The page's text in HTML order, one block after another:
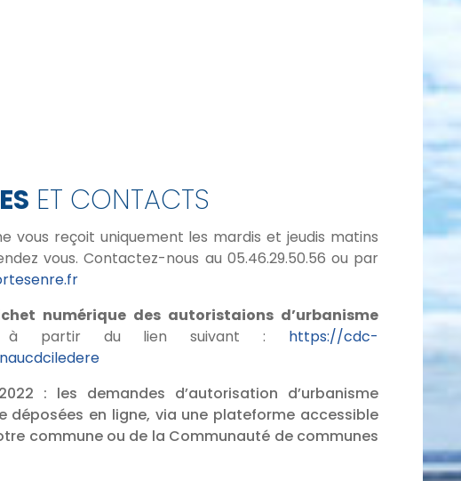
ET CONTACTS
vous reçoit uniquement les mardis et jeudis matins
vous. Contactez-nous au 05.46.29.50.56 ou par
numérique des autoristaions d’urbanisme
à partir du lien suivant : https://cdc-
: les demandes d’autorisation d’urbanisme
déposées en ligne, via une plateforme accessible
commune ou de la Communauté de communes